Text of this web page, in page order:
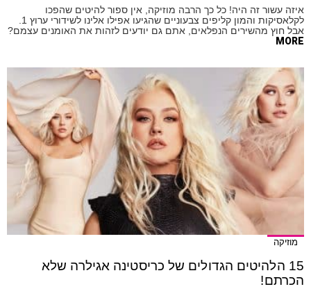
איזה עשור זה היה! כל כך הרבה מוזיקה, אין ספור להיטים שהפכו
אבל חוץ מהשירים הנפלאים, אתם גם יודעים לזהות את האומנים עצמם?
MORE
מוזיקה
15 הלהיטים הגדולים של כריסטינה אגילרה שלא
הכרתם!